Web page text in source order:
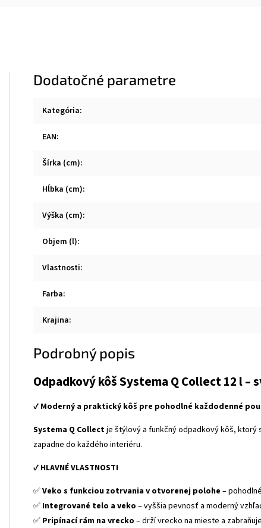
Dodatočné parametre
Kategória:
EAN:
Šírka (cm):
Hĺbka (cm):
Výška (cm):
Objem (l):
Vlastnosti:
Farba:
Krajina:
Podrobný popis
Odpadkový kôš Systema Q Collect 12 l –
✔ Moderný a praktický kôš pre pohodlné každodenné
Systema Q Collectje štýlový a funkčný odpadkový kôš, ktorý
zapadne do každého interiéru.
✔ HLAVNÉ VLASTNOSTI
✅Veko s funkciou zotrvania v otvorenej polohe –
✅ Integrované telo a veko – vyššia pevnosť a moderný
✅ Pripínací rám na vrecko – drží vrecko na mieste a